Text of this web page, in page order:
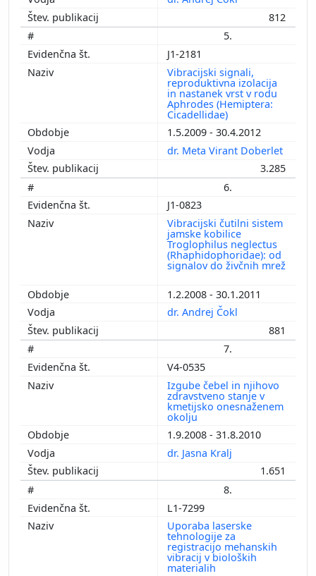
812
5.
J1-2181
Vibracijski signali,
reproduktivna izolacija
in nastanek vrst v rodu
Aphrodes (Hemiptera:
Cicadellidae)
1.5.2009 - 30.4.2012
dr. Meta Virant Doberlet
3.285
6.
J1-0823
Vibracijski čutilni sistem
jamske kobilice
Troglophilus neglectus
(Rhaphidophoridae): od
signalov do živčnih mrež
1.2.2008 - 30.1.2011
dr. Andrej Čokl
881
7.
V4-0535
Izgube čebel in njihovo
zdravstveno stanje v
kmetijsko onesnaženem
okolju
1.9.2008 - 31.8.2010
dr. Jasna Kralj
1.651
8.
L1-7299
Uporaba laserske
tehnologije za
registracijo mehanskih
vibracij v bioloških
materialih